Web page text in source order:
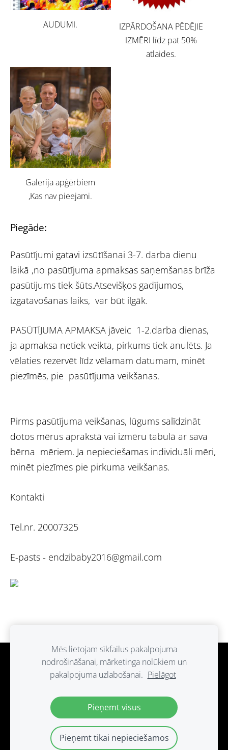
Piegāde:
Pasūtījumi gatavi izsūtīšanai 3-7. darba dienu
laikā ,no pasūtījuma apmaksas saņemšanas brīža
pasūtijums tiek šūts.Atsevišķos gadījumos,
izgatavošanas laiks, var būt ilgāk.
PASŪTĪJUMA APMAKSA jāveic 1-2.darba dienas,
ja apmaksa netiek veikta, pirkums tiek anulēts. Ja
vēlaties rezervēt līdz vēlamam datumam, minēt
piezīmēs, pie pasūtījuma veikšanas.
Pirms pasūtījuma veikšanas, lūgums salīdzināt
dotos mērus aprakstā vai izmēru tabulā ar sava
bērna mēriem. Ja nepieciešamas individuāli mēri,
minēt piezīmes pie pirkuma veikšanas.
Kontakti
Tel.nr. 20007325
E-pasts - endzibaby2016@gmail.com
AUDUMI.
IZPĀRDOŠANA PĒDĒJIE
IZMĒRI līdz pat 50%
atlaides.
Galerija apģērbiem
,Kas nav pieejami.
Sīkdatnes
Paldies ka atbalsti ražots Latvijā.
Mēs lietojam sīkfailus pakalpojuma
nodrošināšanai, mārketinga nolūkiem un
pakalpojuma uzlabošanai. Pielāgot
Pieņemt visus
Pieņemt tikai nepieciešamos